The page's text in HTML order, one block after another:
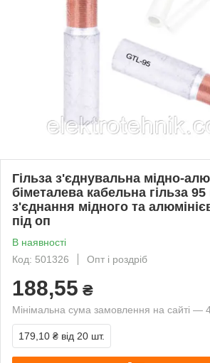
Гільза з'єднувальна мідно-
біметалева кабельна гільза
з'єднання мідного та
під оп
В наявності
Код: 501326
Опт і роздріб
188,55 ₴
Мінімальна сума замовлення на сайті —
179,10 ₴ від 20 шт.